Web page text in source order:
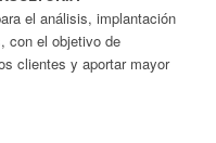
el análisis, implantación
con el objetivo de
clientes y aportar mayor